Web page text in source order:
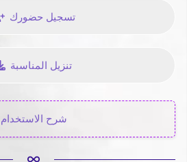
تسجيل حضورك
تنزيل المناسبة
شرح الاستخدام